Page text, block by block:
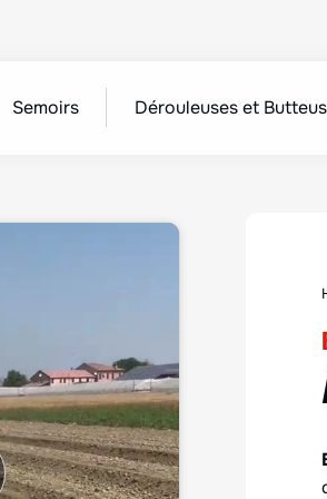
Semoirs Dérouleuses et